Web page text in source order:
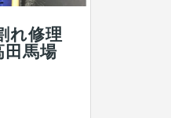
れ修理
馬場